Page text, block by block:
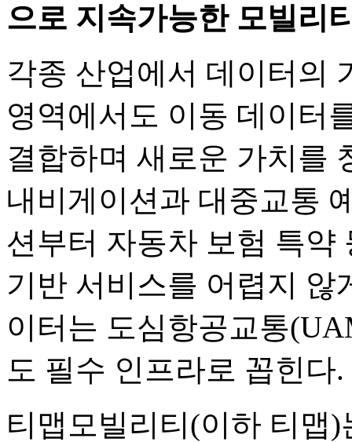
으로 지속가능한 모빌리
각종 산업에서 데이터의
영역에서도 이동 데이터
결합하며 새로운 가치를
내비게이션과 대중교통
션부터 자동차 보험 특약
기반 서비스를 어렵지 않
이터는 도심항공교통
도 필수 인프라로 꼽힌다.
티맵모빌리티(이하 티맵